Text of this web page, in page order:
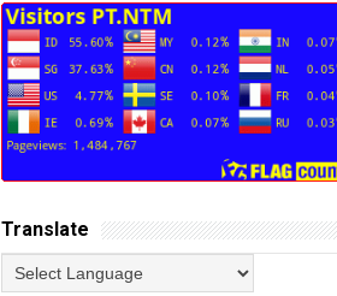
Translate